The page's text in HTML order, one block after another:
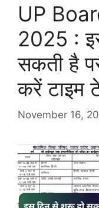
UP
2025 :
सकती है
करें टाइम
November 16,